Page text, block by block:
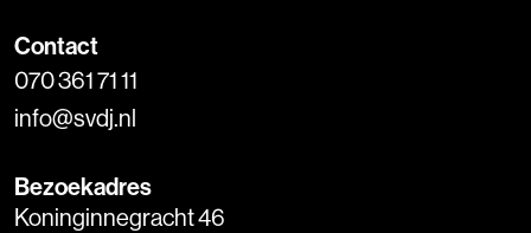
Contact
070 361 71 11
info@svdj.nl
Bezoekadres
Koninginnegracht 46